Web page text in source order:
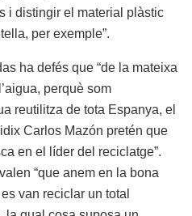
i distingir el material plàstic
per exemple”.
ha defés que “de la mateixa
perquè som
reutilitza de tota Espanya, el
Carlos Mazón pretén que
en el líder del reciclatge”.
“que anem en la bona
van reciclar un total